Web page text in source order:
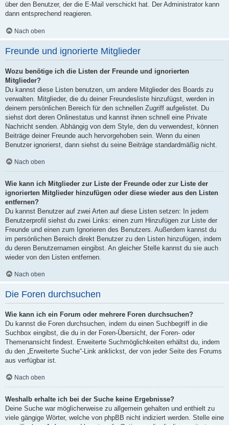
über den Benutzer, der die E-Mail verschickt hat. Der Administrator kann
dann entsprechend reagieren.
Nach oben
Freunde und ignorierte Mitglieder
Wozu benötige ich die Listen der Freunde und ignorierten
Mitglieder?
Du kannst diese Listen benutzen, um andere Mitglieder des Boards zu
verwalten. Mitglieder, die du deiner Freundesliste hinzufügst, werden in
deinem persönlichen Bereich für den schnellen Zugriff aufgelistet. Du
siehst dort deren Onlinestatus und kannst ihnen schnell eine Private
Nachricht senden. Abhängig von dem Style, den du verwendest, können
Beiträge deiner Freunde auch hervorgehoben sein. Wenn du einen
Benutzer ignorierst, dann siehst du seine Beiträge standardmäßig nicht.
Nach oben
Wie kann ich Mitglieder zur Liste der Freunde oder zur Liste der
ignorierten Mitglieder hinzufügen oder diese wieder aus den Listen
entfernen?
Du kannst Benutzer auf zwei Arten auf diese Listen setzen: In jedem
Benutzerprofil siehst du zwei Links: einen zum Hinzufügen zur Liste der
Freunde und einen zum Ignorieren des Benutzers. Außerdem kannst du
im persönlichen Bereich direkt Benutzer zu den Listen hinzufügen, indem
du deren Benutzernamen eingibst. An gleicher Stelle kannst du sie auch
wieder von den Listen entfernen.
Nach oben
Die Foren durchsuchen
Wie kann ich ein Forum oder mehrere Foren durchsuchen?
Du kannst die Foren durchsuchen, indem du einen Suchbegriff in die
Suchbox eingibst, die du in der Foren-Übersicht, der Foren- oder
Themenansicht findest. Erweiterte Suchmöglichkeiten erhältst du, indem
du den „Erweiterte Suche“-Link anklickst, der von jeder Seite des Forums
aus verfügbar ist.
Nach oben
Weshalb erhalte ich bei der Suche keine Ergebnisse?
Deine Suche war möglicherweise zu allgemein gehalten und enthielt zu
viele gängige Wörter, welche von phpBB nicht indiziert werden. Stelle eine